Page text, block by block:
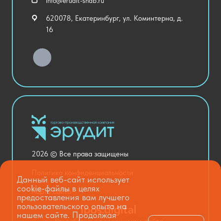
Уличное оборудование
Хозяйственные Товары
Столовая и пищеблок
Оснащение кабинетов
Медицинский кабинет
Национальные проекты
620078, Екатеринбург, ул. Коминтерна, д.
16
2026 © Все права защищены
Карта сайта
Данный веб-сайт использует
cookie-файлы в целях
предоставления вам лучшего
пользовательского опыта на
нашем сайте. Продолжая